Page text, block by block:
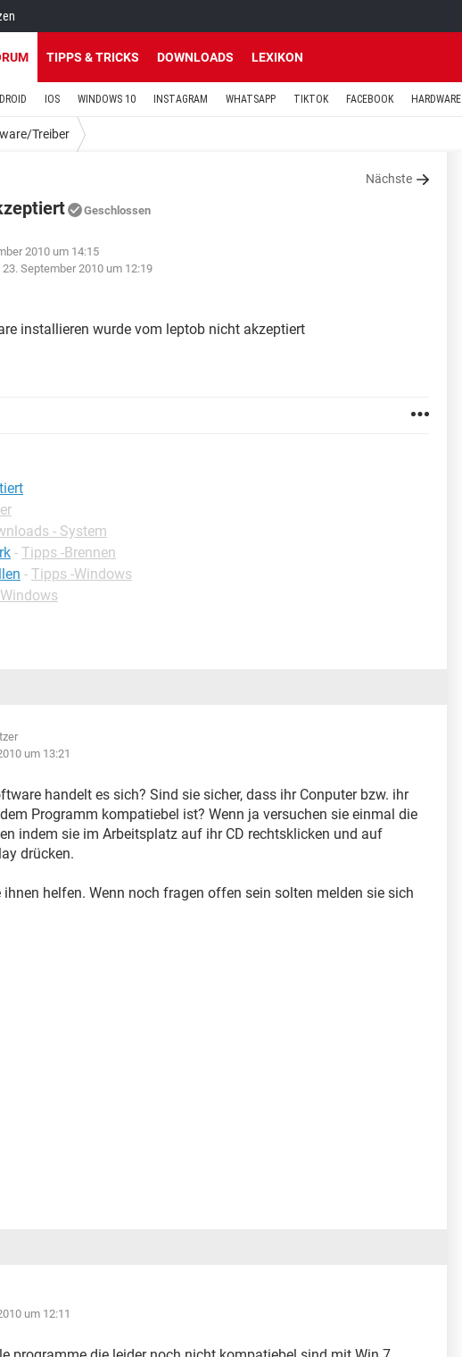
TIPPS & TRICKS DOWNLOADS LEXIKON
IOS WINDOWS 10 INSTAGRAM WHATSAPP TIKTOK FACEBOOK HARDWARE
Treiber
Nächste
Geschlossen
2010 um 14:15
23. September 2010 um 12:19
installieren wurde vom leptob nicht akzeptiert
- System
- Tipps -Brennen
- Tipps -Windows
um 13:21
handelt es sich? Sind sie sicher, dass ihr Conputer bzw. ihr
Programm kompatiebel ist? Wenn ja versuchen sie einmal die
indem sie im Arbeitsplatz auf ihr CD rechtsklicken und auf
drücken.
helfen. Wenn noch fragen offen sein solten melden sie sich
um 12:11